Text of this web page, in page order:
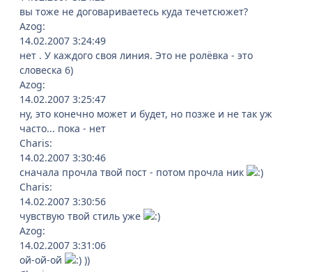
вы тоже не договариваетесь куда течетсюжет?
Azog:
14.02.2007 3:24:49
нет . У каждого своя линия. Это не ролёвка - это
словеска 6)
Azog:
14.02.2007 3:25:47
ну, это конечно может и будет, но позже и не так уж
часто... пока - нет
Charis:
14.02.2007 3:30:46
сначала прочла твой пост - потом прочла ник
Charis:
14.02.2007 3:30:56
чувствую твой стиль уже
Azog:
14.02.2007 3:31:06
ой-ой-ой
))